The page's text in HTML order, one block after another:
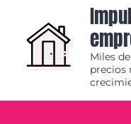
Miles
precios